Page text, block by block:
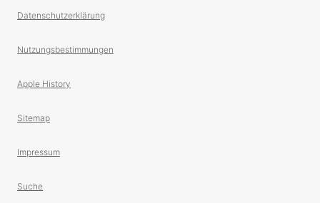
Datenschutzerklärung
Nutzungsbestimmungen
Apple History
Sitemap
Impressum
Suche